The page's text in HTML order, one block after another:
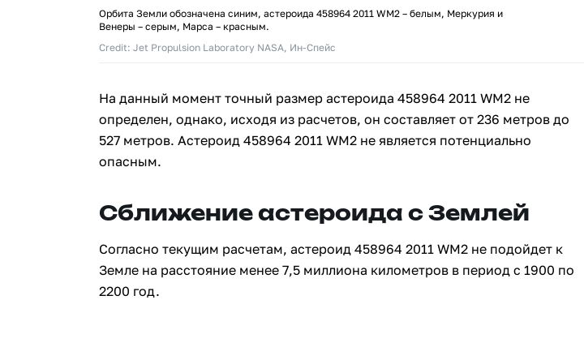
Орбита Земли обозначена синим, астероида 458964 2011 WM2 – белым, Меркурия и
Венеры – серым, Марса – красным.
Credit: Jet Propulsion Laboratory NASA, Ин-Спейс
На данный момент точный размер астероида 458964 2011 WM2 не
определен, однако, исходя из расчетов, он составляет от 236 метров до
527 метров. Астероид 458964 2011 WM2 не является потенциально
опасным.
Сближение астероида с Землей
Согласно текущим расчетам, астероид 458964 2011 WM2 не подойдет к
Земле на расстояние менее 7,5 миллиона километров в период с 1900 по
2200 год.